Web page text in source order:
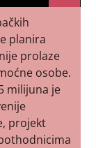
planira
prolaze
osobe.
milijuna je
projekt